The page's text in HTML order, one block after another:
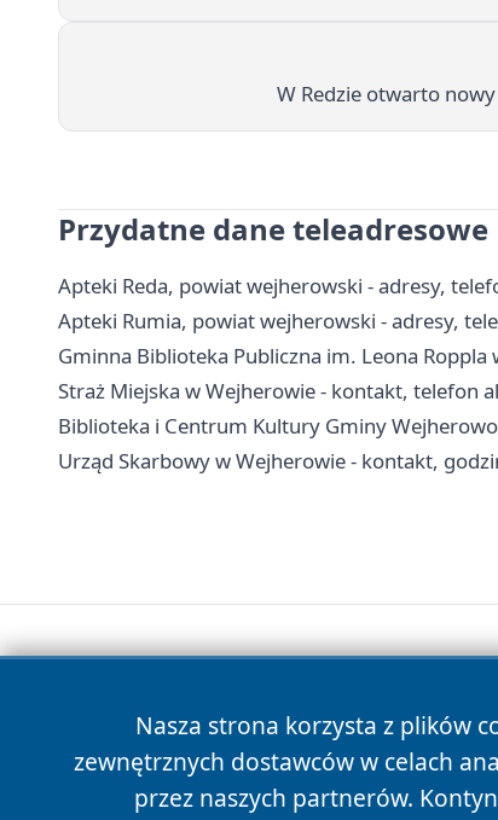
W Redzie otwarto
Przydatne dane teleadresowe
Apteki Reda, powiat wejherowski - adresy,
Apteki Rumia, powiat wejherowski - adresy,
Gminna Biblioteka Publiczna im. Leona Roppla
Straż Miejska w Wejherowie - kontakt, telefon
Biblioteka i Centrum Kultury Gminy
Urząd Skarbowy w Wejherowie - kontakt,
Nasza strona korzysta z plików
zewnętrznych dostawców w celach
przez naszych partnerów.